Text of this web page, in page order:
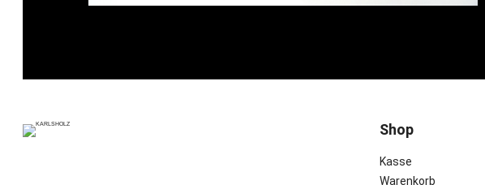
Shop
Kasse
Warenkorb